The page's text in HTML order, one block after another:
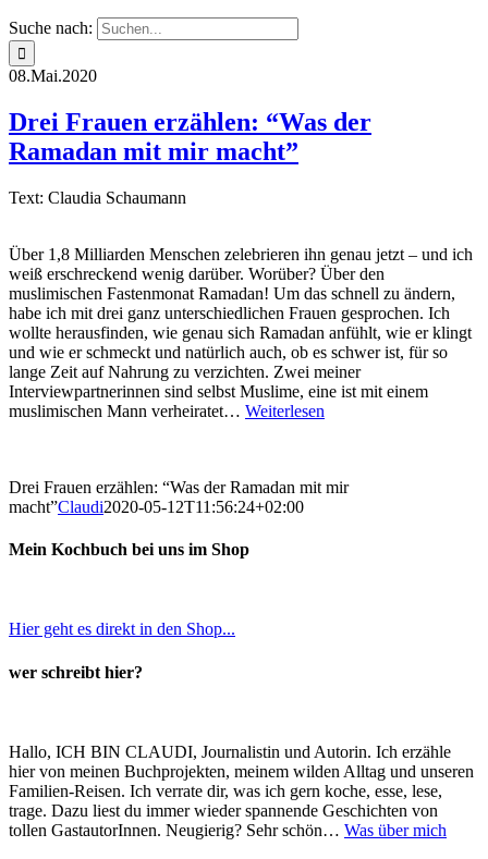
Suche nach:
08.Mai.2020
Drei Frauen erzählen: “Was der
Ramadan mit mir macht”
Text: Claudia Schaumann
Über 1,8 Milliarden Menschen zelebrieren ihn genau jetzt – und ich
weiß erschreckend wenig darüber. Worüber? Über den
muslimischen Fastenmonat Ramadan! Um das schnell zu ändern,
habe ich mit drei ganz unterschiedlichen Frauen gesprochen. Ich
wollte herausfinden, wie genau sich Ramadan anfühlt, wie er klingt
und wie er schmeckt und natürlich auch, ob es schwer ist, für so
lange Zeit auf Nahrung zu verzichten. Zwei meiner
Interviewpartnerinnen sind selbst Muslime, eine ist mit einem
muslimischen Mann verheiratet… Weiterlesen
Drei Frauen erzählen: “Was der Ramadan mit mir
macht”Claudi2020-05-12T11:56:24+02:00
Mein Kochbuch bei uns im Shop
Hier geht es direkt in den Shop...
wer schreibt hier?
Hallo, ICH BIN CLAUDI, Journalistin und Autorin. Ich erzähle
hier von meinen Buchprojekten, meinem wilden Alltag und unseren
Familien-Reisen. Ich verrate dir, was ich gern koche, esse, lese,
trage. Dazu liest du immer wieder spannende Geschichten von
tollen GastautorInnen. Neugierig? Sehr schön… Was über mich